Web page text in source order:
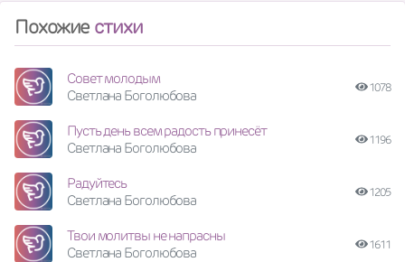
Похожие стихи
Совет молодым
Светлана Боголюбова
1078
Пусть день всем радость принесёт
Светлана Боголюбова
1196
Радуйтесь
Светлана Боголюбова
1205
Твои молитвы не напрасны
Светлана Боголюбова
1611